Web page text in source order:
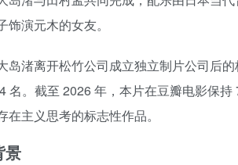
饰演元木的女友。
岛渚离开松竹公司成立独立制片公司后
名。截至 2026 年，本片在豆瓣电影保
在主义思考的标志性作品。
景